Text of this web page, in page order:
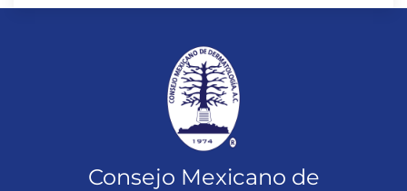
Consejo Mexicano de